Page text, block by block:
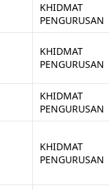
KHIDMAT
PENGURUSAN
KHIDMAT
PENGURUSAN
KHIDMAT
PENGURUSAN
KHIDMAT
PENGURUSAN